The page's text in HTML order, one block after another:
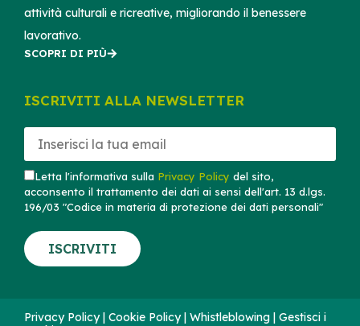
attività culturali e ricreative, migliorando il benessere
lavorativo.
SCOPRI DI PIÙ
ISCRIVITI ALLA NEWSLETTER
Letta l'informativa sulla Privacy Policy del sito,
acconsento il trattamento dei dati ai sensi dell'art. 13 d.lgs.
196/03 "Codice in materia di protezione dei dati personali"
ISCRIVITI
Privacy Policy| Cookie Policy| Whistleblowing | Gestisci i